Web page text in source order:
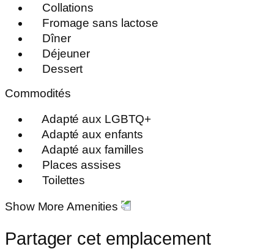
Collations
Fromage sans lactose
Dîner
Déjeuner
Dessert
Commodités
Adapté aux LGBTQ+
Adapté aux enfants
Adapté aux familles
Places assises
Toilettes
Show More Amenities
Partager cet emplacement